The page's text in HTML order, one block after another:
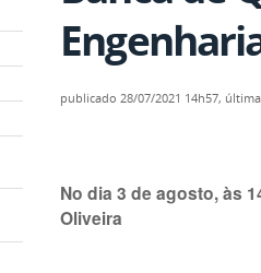
publicado 28/07/2021 14h57,
No dia 3 de agosto, às
Oliveira